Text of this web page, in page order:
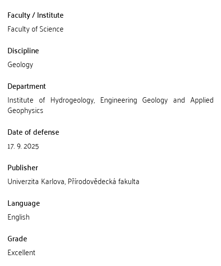
Faculty / Institute
Faculty of Science
Discipline
Geology
Department
Institute of Hydrogeology, Engineering Geology and Applied
Geophysics
Date of defense
17. 9. 2025
Publisher
Univerzita Karlova, Přírodovědecká fakulta
Language
English
Grade
Excellent